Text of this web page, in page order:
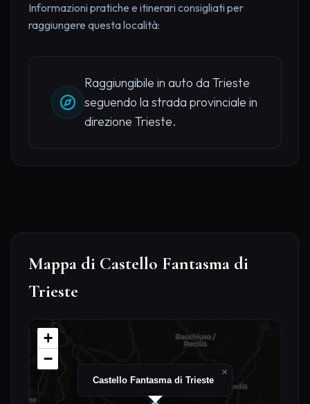
Informazioni pratiche e itinerari consigliati per
raggiungere questa località:
Raggiungibile in auto da Trieste
seguendo la strada provinciale in
direzione Trieste.
Mappa di Castello Fantasma di
Trieste
Castello Fantasma di Trieste
×
+
−